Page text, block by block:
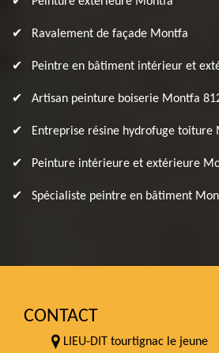
Ravalement de façade Montfa
Peintre en bâtiment intérieur et
Artisan peinture boiserie Montfa
Entreprise résine hydrofuge toiture
Peinture intérieure et extérieure
Spécialiste peintre en bâtiment
CONTACT
LIEU-DIT tourtignac le jeune